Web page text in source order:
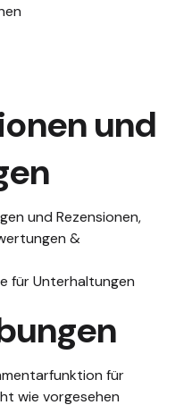
und
und Rezensionen,
&
für Unterhaltungen
für
wie vorgesehen